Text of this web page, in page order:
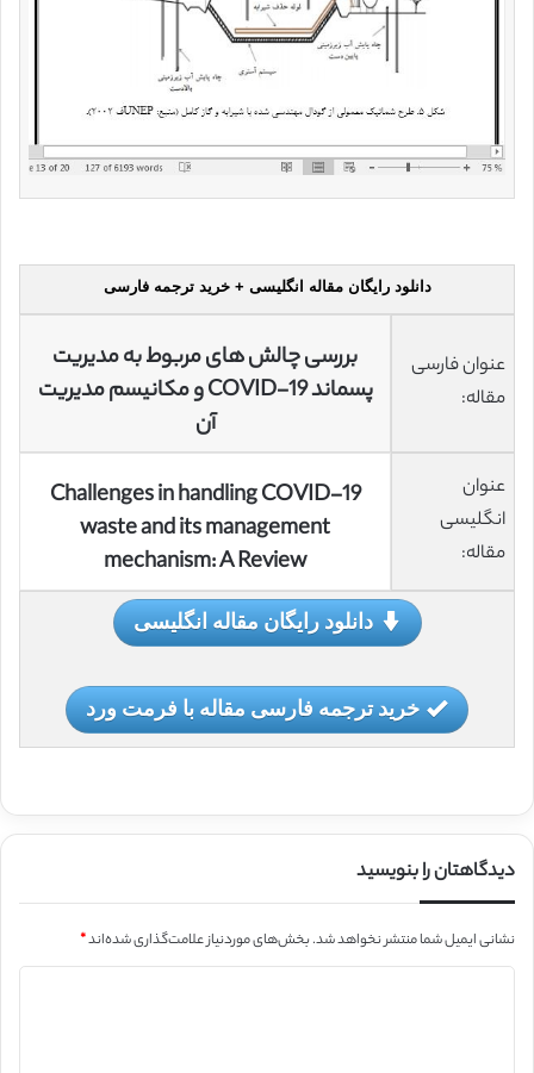
دانلود رایگان مقاله انگلیسی + خرید ترجمه فارسی
عنوان فارسی
مقاله:
بررسی چالش های مربوط به مدیریت
پسماند COVID-19 و مکانیسم مدیریت
آن
عنوان
انگلیسی
مقاله:
Challenges in handling COVID-19
waste and its management
mechanism: A Review
دانلود رایگان مقاله انگلیسی
خرید ترجمه فارسی مقاله با فرمت ورد
دیدگاهتان را بنویسید
نشانی ایمیل شما منتشر نخواهد شد.بخش‌های موردنیاز علامت‌گذاری شده‌اند*